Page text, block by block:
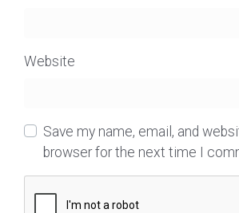
Website
Save my name, email, and
browser for the next time I